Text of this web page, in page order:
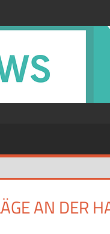
AN DER